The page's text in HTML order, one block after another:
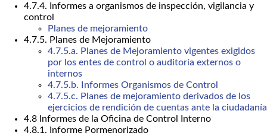
4.7.4. Informes a organismos de inspección, vigilancia y
control
Planes de mejoramiento
4.7.5. Planes de Mejoramiento
4.7.5.a. Planes de Mejoramiento vigentes exigidos
por los entes de control o auditoría externos o
internos
4.7.5.b. Informes Organismos de Control
4.7.5.c. Planes de mejoramiento derivados de los
ejercicios de rendición de cuentas ante la ciudadanía
4.8 Informes de la Oficina de Control Interno
4.8.1. Informe Pormenorizado